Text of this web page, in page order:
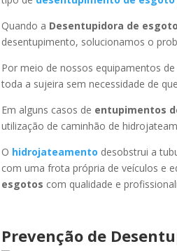
Quando a Desentupidora de
desentupimento, solucionamos o
Por meio de nossos equipamentos de
toda a sujeira sem necessidade de
Em alguns casos de entupimentos
utilização de caminhão de
O hidrojateamento desobstrui a
com uma frota própria de veículos e
esgotos com qualidade e
Prevenção de